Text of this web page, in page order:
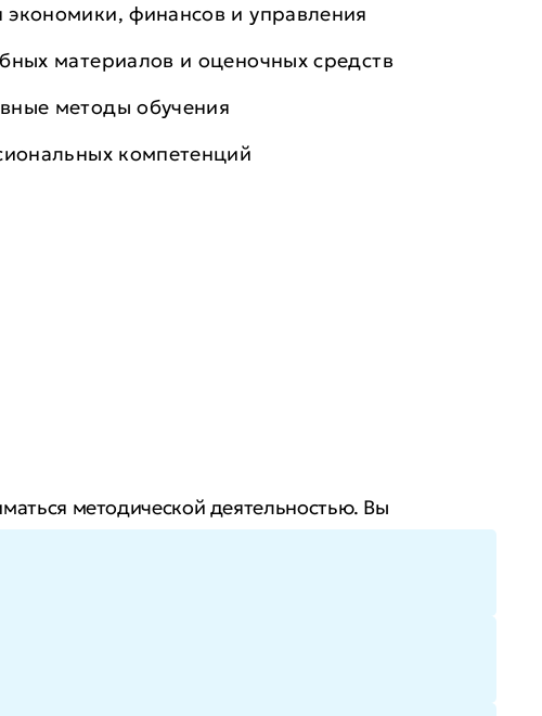
экономики, финансов и управления
материалов и оценочных средств
методы обучения
компетенций
методической деятельностью. Вы
расти в доходе за счет расширения